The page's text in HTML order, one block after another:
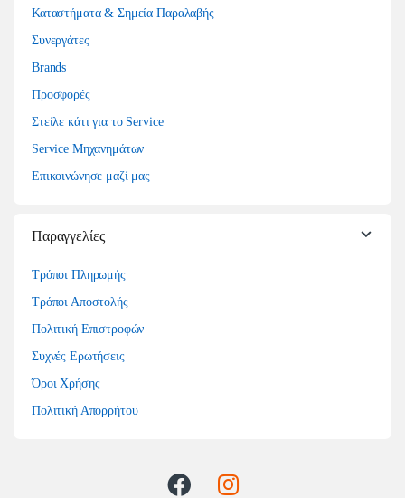
Καταστήματα & Σημεία Παραλαβής
Συνεργάτες
Brands
Προσφορές
Στείλε κάτι για το Service
Service Μηχανημάτων
Επικοινώνησε μαζί μας
Παραγγελίες
Τρόποι Πληρωμής
Τρόποι Αποστολής
Πολιτική Επιστροφών
Συχνές Ερωτήσεις
Όροι Χρήσης
Πολιτική Απορρήτου